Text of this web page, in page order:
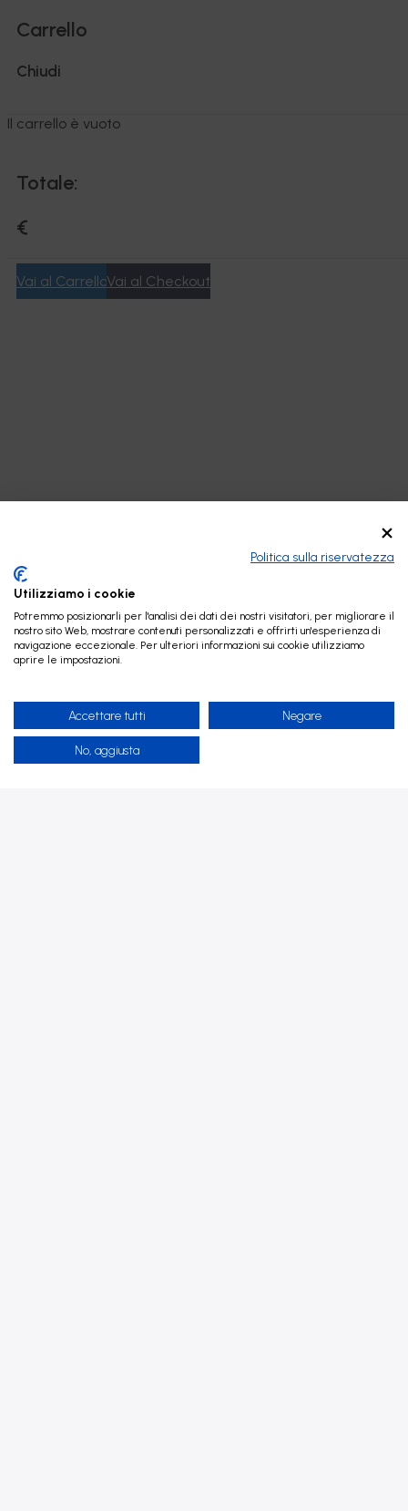
Carrello
Chiudi
Il carrello è vuoto
Totale:
€
Vai al CarrelloVai al Checkout
Politica sulla riservatezza
Utilizziamo i cookie
Potremmo posizionarli per l'analisi dei dati dei nostri visitatori, per migliorare il
nostro sito Web, mostrare contenuti personalizzati e offrirti un'esperienza di
navigazione eccezionale. Per ulteriori informazioni sui cookie utilizziamo
aprire le impostazioni.
Accettare tutti Negare
No, aggiusta